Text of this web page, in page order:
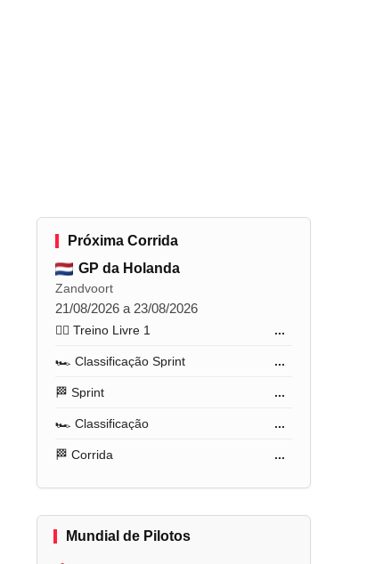
Próxima Corrida
GP da Holanda
Zandvoort
21/08/2026 a 23/08/2026
🏋️‍♂️ Treino Livre 1 ...
🏎️ Classificação Sprint ...
🏁 Sprint ...
🏎️ Classificação ...
🏁 Corrida ...
Mundial de Pilotos